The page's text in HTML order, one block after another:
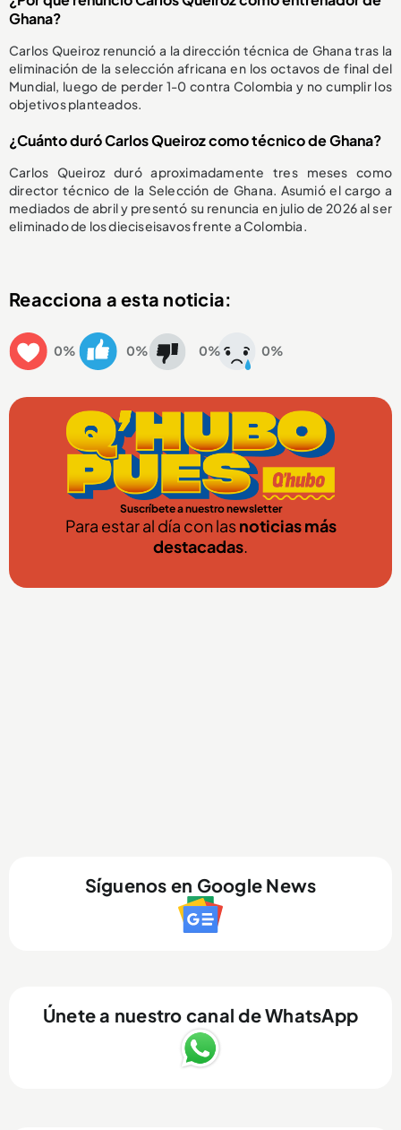
Ghana?
Carlos Queiroz renunció a la dirección técnica de Ghana tras la
eliminación de la selección africana en los octavos de final del
Mundial, luego de perder 1-0 contra Colombia y no cumplir los
objetivos planteados.
¿Cuánto duró Carlos Queiroz como técnico de Ghana?
Carlos Queiroz duró aproximadamente tres meses como
director técnico de la Selección de Ghana. Asumió el cargo a
mediados de abril y presentó su renuncia en julio de 2026 al ser
eliminado de los dieciseisavos frente a Colombia.
Reacciona a esta noticia:
0% 0% 0% 0%
Suscríbete a nuestro newsletter
Para estar al día con lasnoticias más
destacadas
Síguenos en Google News
Únete a nuestro canal de WhatsApp